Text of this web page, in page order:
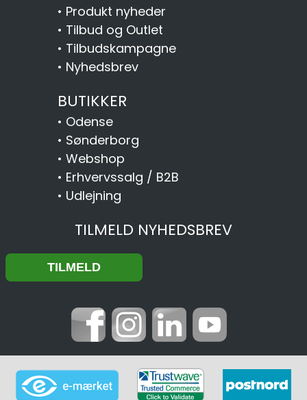
• Produkt nyheder
• Tilbud og Outlet
• Tilbudskampagne
• Nyhedsbrev
BUTIKKER
• Odense
• Sønderborg
• Webshop
• Erhvervssalg / B2B
• Udlejning
TILMELD NYHEDSBREV